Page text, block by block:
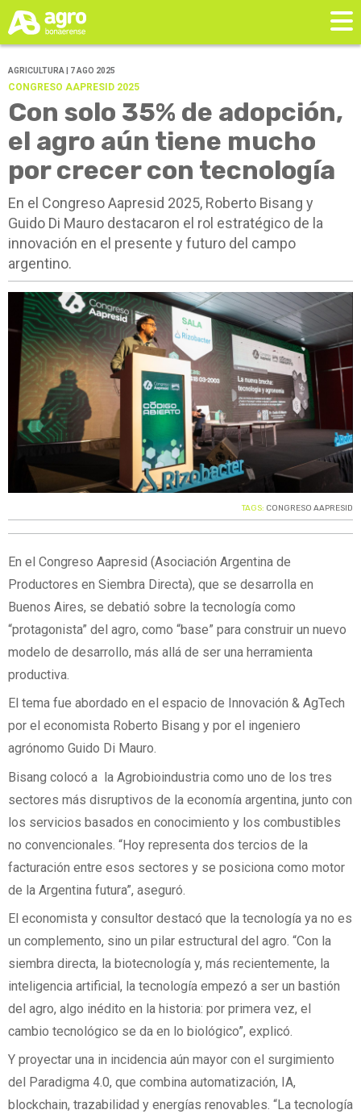
AGRICULTURA | 7 AGO 2025
CONGRESO AAPRESID 2025
Con solo 35% de adopción,
el agro aún tiene mucho
por crecer con tecnología
En el Congreso Aapresid 2025, Roberto Bisang y
Guido Di Mauro destacaron el rol estratégico de la
innovación en el presente y futuro del campo
argentino.
TAGS: CONGRESO AAPRESID
En el Congreso Aapresid (Asociación Argentina de
Productores en Siembra Directa), que se desarrolla en
Buenos Aires, se debatió sobre la tecnología como
“protagonista” del agro, como “base” para construir un nuevo
modelo de desarrollo, más allá de ser una herramienta
productiva.
El tema fue abordado en el espacio de Innovación & AgTech
por el economista Roberto Bisang y por el ingeniero
agrónomo Guido Di Mauro.
Bisang colocó a la Agrobioindustria como uno de los tres
sectores más disruptivos de la economía argentina, junto con
los servicios basados en conocimiento y los combustibles
no convencionales. “Hoy representa dos tercios de la
facturación entre esos sectores y se posiciona como motor
de la Argentina futura”, aseguró.
El economista y consultor destacó que la tecnología ya no es
un complemento, sino un pilar estructural del agro. “Con la
siembra directa, la biotecnología y, más recientemente, la
inteligencia artificial, la tecnología empezó a ser un bastión
del agro, algo inédito en la historia: por primera vez, el
cambio tecnológico se da en lo biológico”, explicó.
Y proyectar una in incidencia aún mayor con el surgimiento
del Paradigma 4.0, que combina automatización, IA,
blockchain, trazabilidad y energías renovables. “La tecnología